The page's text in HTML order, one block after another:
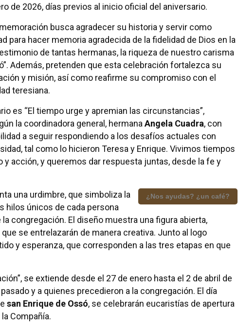
de 2026, días previos al inicio oficial del aniversario.
busca agradecer su historia y servir como
para hacer memoria agradecida de la fidelidad de Dios en la
de tantas hermanas, la riqueza de nuestro carisma
Además, pretenden que esta celebración fortalezca su
y misión, así como reafirme su compromiso con el
teresiana.
es “El tiempo urge y apremian las circunstancias”,
la coordinadora general, hermanaAngela Cuadra, con
a seguir respondiendo a los desafíos actuales con
tal como lo hicieron Teresa y Enrique. Vivimos tiempos
acción, y queremos dar respuesta juntas, desde la fe y
¿Nos ayudas? ¿un café?
una urdimbre, que simboliza la
hilos únicos de cada persona
congregación. El diseño muestra una figura abierta,
se entrelazarán de manera creativa. Junto al logo
y esperanza, que corresponden a las tres etapas en que
se extiende desde el 27 de enero hasta el 2 de abril de
y a quienes precedieron a la congregación. El día
san Enrique de Ossó, se celebrarán eucaristías de apertura
Compañía.